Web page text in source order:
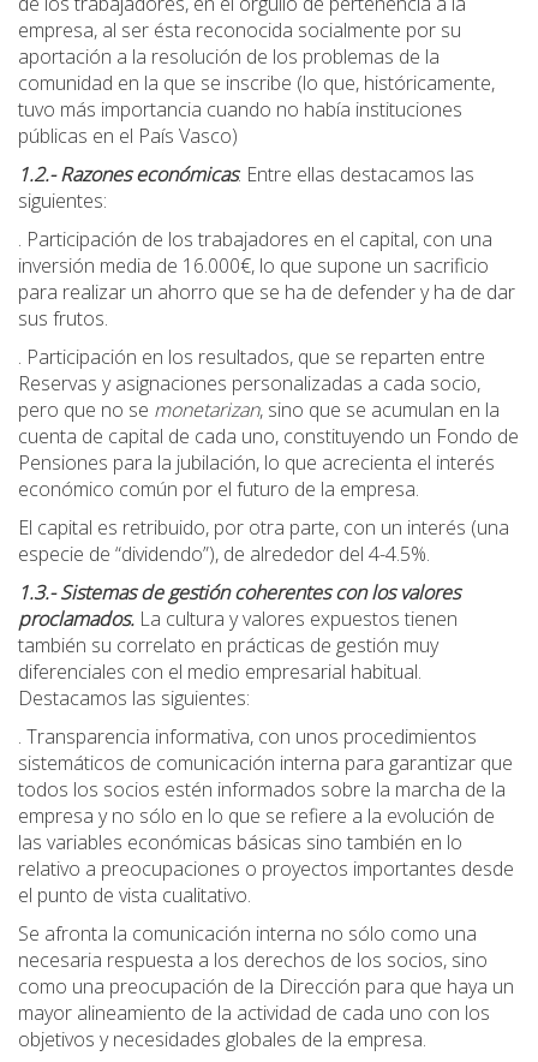
empresa, al ser ésta reconocida socialmente por su
aportación a la resolución de los problemas de la
comunidad en la que se inscribe (lo que, históricamente,
tuvo más importancia cuando no había instituciones
públicas en el País Vasco)
1.2.- Razones económicas: Entre ellas destacamos las
siguientes:
. Participación de los trabajadores en el capital, con una
inversión media de 16.000€, lo que supone un sacrificio
para realizar un ahorro que se ha de defender y ha de dar
sus frutos.
. Participación en los resultados, que se reparten entre
Reservas y asignaciones personalizadas a cada socio,
pero que no se monetarizan, sino que se acumulan en la
cuenta de capital de cada uno, constituyendo un Fondo de
Pensiones para la jubilación, lo que acrecienta el interés
económico común por el futuro de la empresa.
El capital es retribuido, por otra parte, con un interés (una
especie de “dividendo”), de alrededor del 4-4.5%.
1.3.- Sistemas de gestión coherentes con los valores
proclamados. La cultura y valores expuestos tienen
también su correlato en prácticas de gestión muy
diferenciales con el medio empresarial habitual.
Destacamos las siguientes:
. Transparencia informativa, con unos procedimientos
sistemáticos de comunicación interna para garantizar que
todos los socios estén informados sobre la marcha de la
empresa y no sólo en lo que se refiere a la evolución de
las variables económicas básicas sino también en lo
relativo a preocupaciones o proyectos importantes desde
el punto de vista cualitativo.
Se afronta la comunicación interna no sólo como una
necesaria respuesta a los derechos de los socios, sino
como una preocupación de la Dirección para que haya un
mayor alineamiento de la actividad de cada uno con los
objetivos y necesidades globales de la empresa.